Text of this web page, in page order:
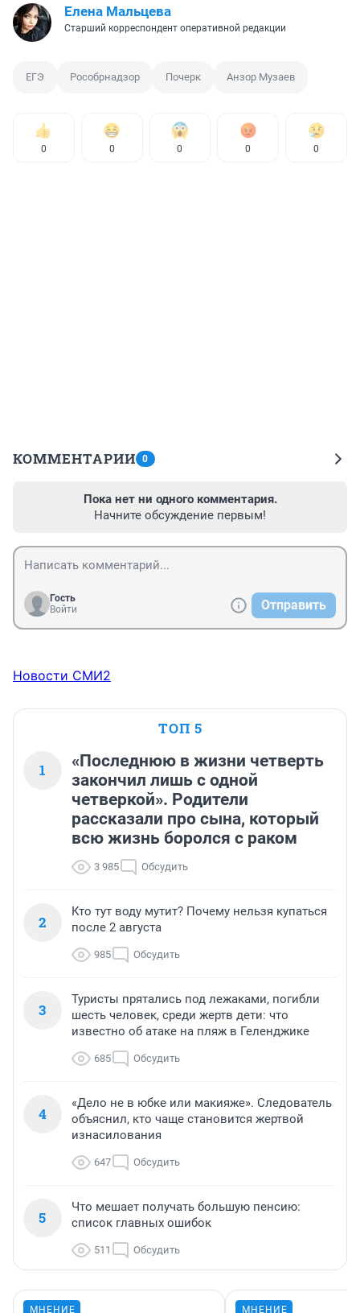
Елена Мальцева
Старший корреспондент оперативной редакции
ЕГЭ Рособрнадзор Почерк Анзор Музаев
0 0 0 0 0
КОММЕНТАРИИ 0
Пока нет ни одного комментария.
Начните обсуждение первым!
Гость
Войти
Отправить
Новости СМИ2
ТОП 5
1
«Последнюю в жизни четверть
закончил лишь с одной
четверкой». Родители
рассказали про сына, который
всю жизнь боролся с раком
3 985 Обсудить
2
Кто тут воду мутит? Почему нельзя купаться
после 2 августа
985 Обсудить
3
Туристы прятались под лежаками, погибли
шесть человек, среди жертв дети: что
известно об атаке на пляж в Геленджике
685 Обсудить
4
«Дело не в юбке или макияже». Следователь
объяснил, кто чаще становится жертвой
изнасилования
647 Обсудить
5
Что мешает получать большую пенсию:
список главных ошибок
511 Обсудить
МНЕНИЕ МНЕНИЕ